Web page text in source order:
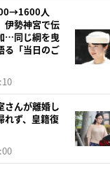
人
勢神宮で伝
…同じ綱を曳
る「当日のご
さんが離婚し
ず、皇籍復